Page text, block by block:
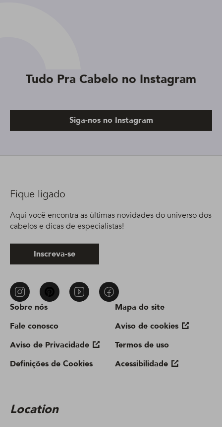
Tudo Pra Cabelo no Instagram
Siga-nos no Instagram
Sobre nós
Fale conosco
Aviso de Privacidade
Definições de Cookies
Mapa do site
Aviso de cookies
Termos de uso
Acessibilidade
Location
Fique ligado
Aqui você encontra as últimas novidades do universo dos
cabelos e dicas de especialistas!
Inscreva-se